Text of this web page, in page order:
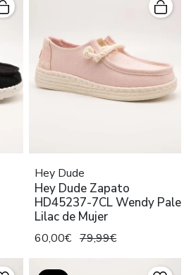
Hey Dude
Hey Dude Zapato
HD45237-7CL Wendy Pale
Lilac de Mujer
60,00€ 79,99€